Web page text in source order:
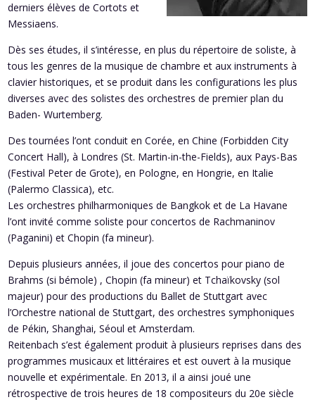
derniers élèves de Cortots et
Messiaens.
Dès ses études, il s’intéresse, en plus du répertoire de soliste, à
tous les genres de la musique de chambre et aux instruments à
clavier historiques, et se produit dans les configurations les plus
diverses avec des solistes des orchestres de premier plan du
Baden- Wurtemberg.
Des tournées l’ont conduit en Corée, en Chine (Forbidden City
Concert Hall), à Londres (St. Martin-in-the-Fields), aux Pays-Bas
(Festival Peter de Grote), en Pologne, en Hongrie, en Italie
(Palermo Classica), etc.
Les orchestres philharmoniques de Bangkok et de La Havane
l’ont invité comme soliste pour concertos de Rachmaninov
(Paganini) et Chopin (fa mineur).
Depuis plusieurs années, il joue des concertos pour piano de
Brahms (si bémole) , Chopin (fa mineur) et Tchaïkovsky (sol
majeur) pour des productions du Ballet de Stuttgart avec
l’Orchestre national de Stuttgart, des orchestres symphoniques
de Pékin, Shanghai, Séoul et Amsterdam.
Reitenbach s’est également produit à plusieurs reprises dans des
programmes musicaux et littéraires et est ouvert à la musique
nouvelle et expérimentale. En 2013, il a ainsi joué une
rétrospective de trois heures de 18 compositeurs du 20e siècle